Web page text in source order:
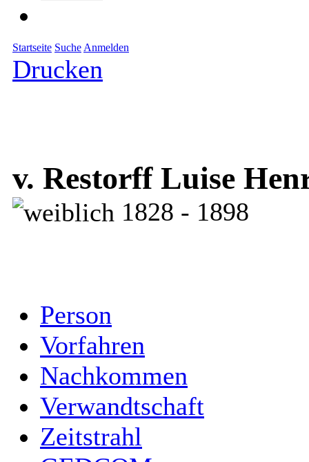
Startseite Suche Anmelden
Drucken
v. Restorff Luise
1828 - 1898
Person
Vorfahren
Nachkommen
Verwandtschaft
Zeitstrahl